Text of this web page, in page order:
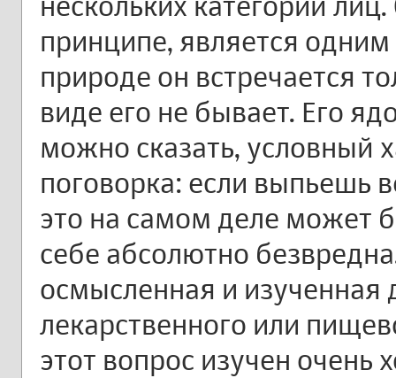
принципе, является
природе он встречается
виде его не бывает. Его
можно сказать, условный
поговорка: если выпьешь
это на самом деле может
себе абсолютно
осмысленная и изученная
лекарственного или
этот вопрос изучен очень